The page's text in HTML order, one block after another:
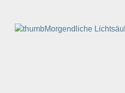
Morgendliche